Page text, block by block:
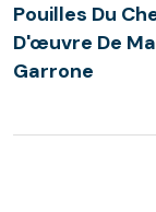
Pouilles Du
D'œuvre De
Garrone